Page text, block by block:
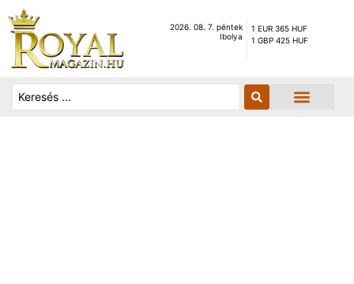
2026. 08. 7. péntek
Ibolya
1 EUR 365 HUF
1 GBP 425 HUF